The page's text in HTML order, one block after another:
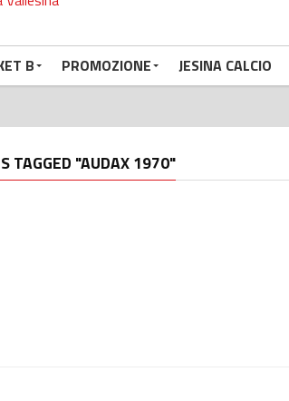
B PROMOZIONE JESINA CALCIO
TAGGED "AUDAX 1970"